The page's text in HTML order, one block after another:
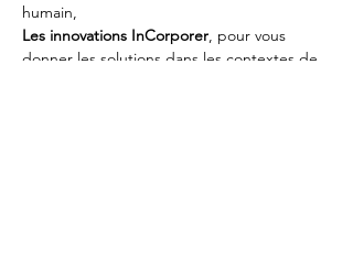
humain,
Les innovations InCorporer, pour vous
donner les solutions dans les contextes de